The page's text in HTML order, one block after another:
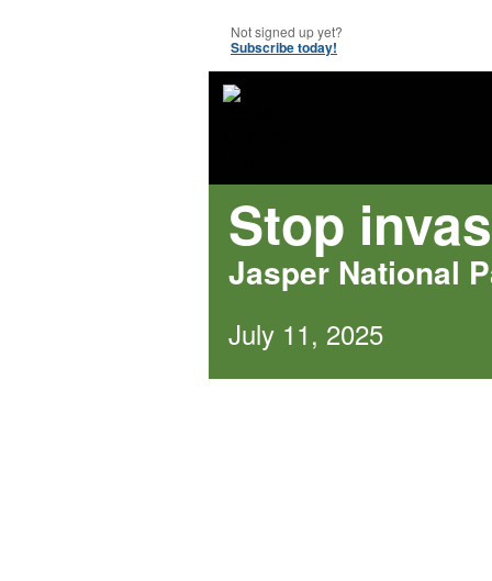
Not signed up yet?
Subscribe today!
Stop
Jasper National
July 11, 2025